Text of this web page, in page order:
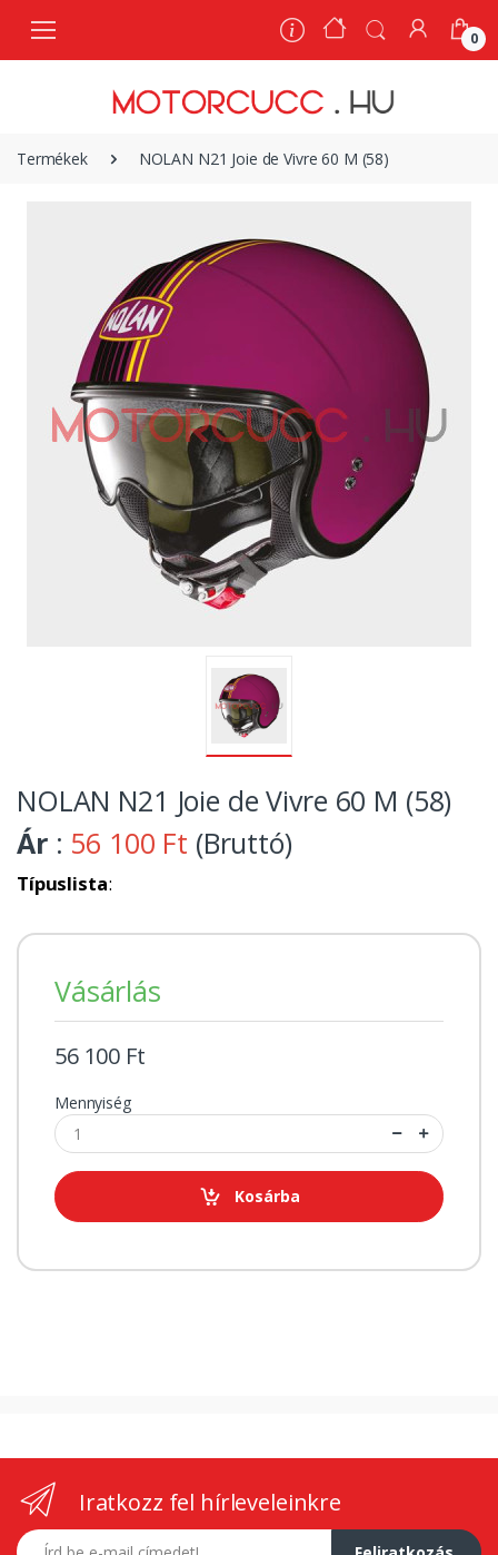
0
Termékek NOLAN N21 Joie de Vivre 60 M (58)
NOLAN N21 Joie de Vivre 60 M (58)
Ár : 56 100 Ft (Bruttó)
Típuslista:
Vásárlás
56 100 Ft
Mennyiség
Kosárba
Iratkozz fel hírleveleinkre
E-mail címed
0